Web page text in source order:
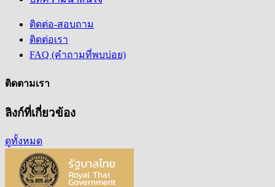
ติดต่อ-สอบถาม
ติดต่อเรา
FAQ (คำถามที่พบบ่อย)
ติดตามเรา
ลิงก์ที่เกี่ยวข้อง
ดูทั้งหมด